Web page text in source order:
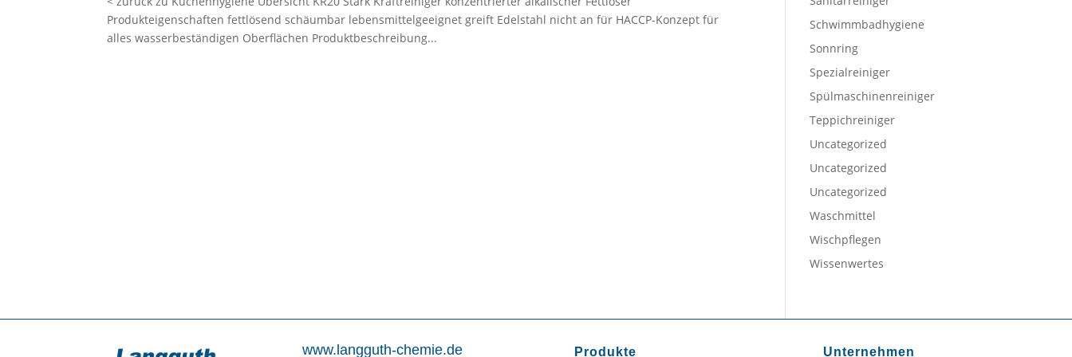
Produkteigenschaften fettlösend schäumbar lebensmittelgeeignet greift Edelstahl nicht an für HACCP-Konzept für
alles wasserbeständigen Oberflächen Produktbeschreibung...
Schwimmbadhygiene
Sonnring
Spezialreiniger
Spülmaschinenreiniger
Teppichreiniger
Uncategorized
Uncategorized
Uncategorized
Waschmittel
Wischpflegen
Wissenwertes
www.langguth-chemie.de Produkte Unternehmen